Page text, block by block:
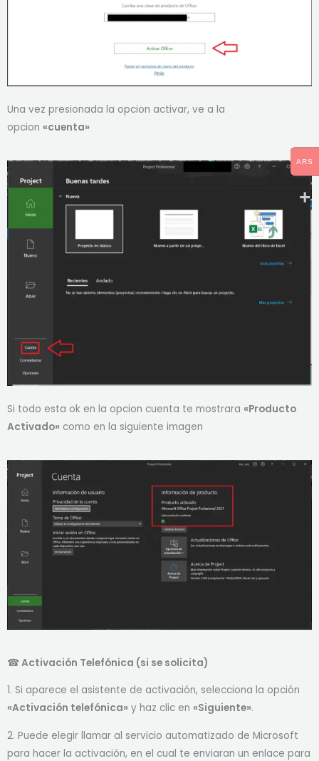
Una vez presionada la opcion activar, ve a la
opcion «cuenta»
Si todo esta ok en la opcion cuenta te mostrara «Producto
Activado» como en la siguiente imagen
☎Activación Telefónica (si se solicita)
1. Si aparece el asistente de activación, selecciona la opción
«Activación telefónica» y haz clic en «Siguiente».
2. Puede elegir llamar al servicio automatizado de Microsoft
para hacer la activación, en el cual te enviaran un enlace para
ARS